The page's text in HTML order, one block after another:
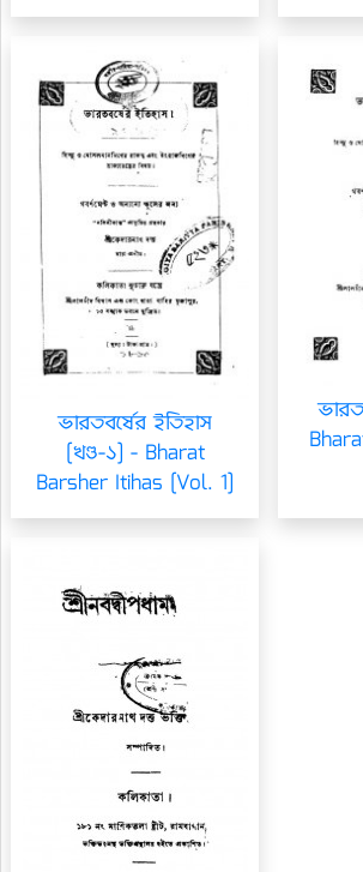
ভারতবর্ষের ইতিহাস
[খণ্ড-১] - Bharat
Barsher Itihas [Vol. 1]